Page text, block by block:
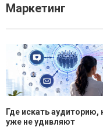
Маркетинг
Где искать
уже не удивляют